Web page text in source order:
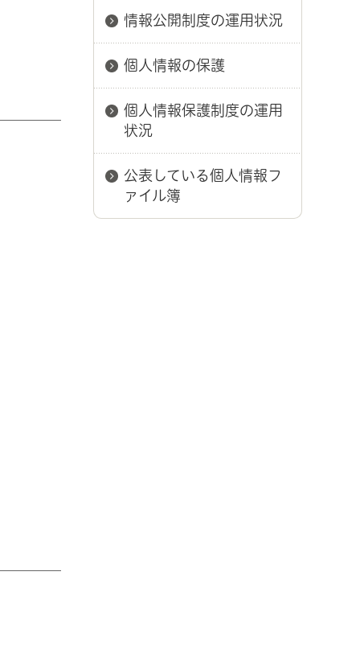
情報公開制度の運用状況
個人情報の保護
個人情報保護制度の運用
状況
公表している個人情報フ
ァイル簿